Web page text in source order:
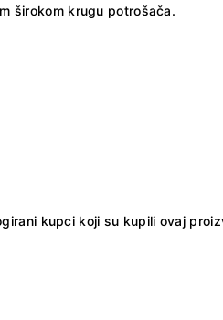
širokom krugu potrošača.
kupci koji su kupili ovaj